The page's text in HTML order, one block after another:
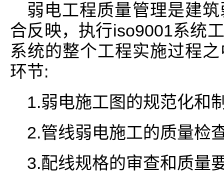
弱电工程质量管理是建
合反映，执行iso9001系统
系统的整个工程实施过程
环节:
1.弱电施工图的规范化和
2.管线弱电施工的质量检
3.配线规格的审查和质量